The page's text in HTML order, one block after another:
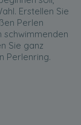
Erstellen Sie
Perlen
schwimmenden
Sie ganz
Perlenring.